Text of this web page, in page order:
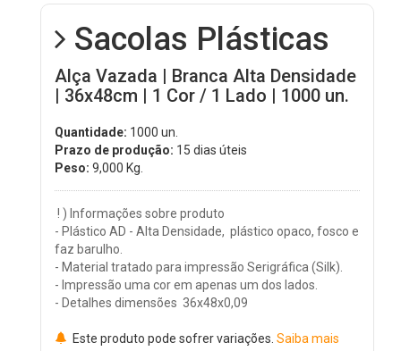
Sacolas Plásticas
Alça Vazada | Branca Alta Densidade
| 36x48cm | 1 Cor / 1 Lado | 1000 un.
Quantidade: 1000 un.
Prazo de produção: 15 dias úteis
Peso: 9,000 Kg.
! ) Informações sobre produto
- Plástico AD - Alta Densidade, plástico opaco, fosco e
faz barulho.
- Material tratado para impressão Serigráfica (Silk).
- Impressão uma cor em apenas um dos lados.
- Detalhes dimensões 36x48x0,09
Este produto pode sofrer variações. Saiba mais